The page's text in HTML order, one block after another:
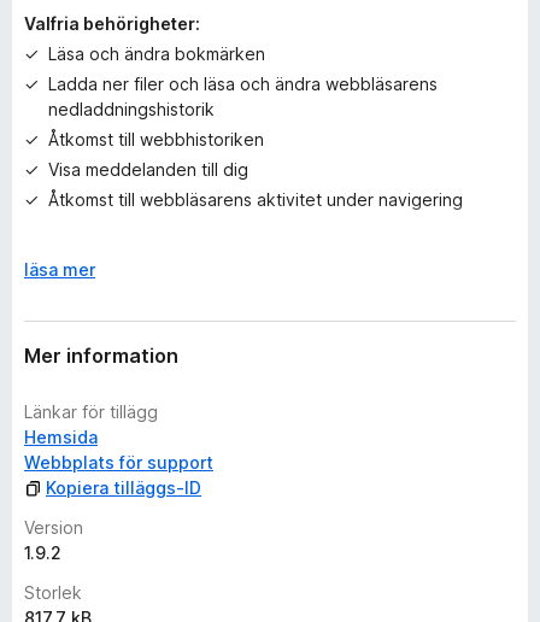
Valfria behörigheter:
Läsa och ändra bokmärken
Ladda ner filer och läsa och ändra webbläsarens
nedladdningshistorik
Åtkomst till webbhistoriken
Visa meddelanden till dig
Åtkomst till webbläsarens aktivitet under navigering
F
l
l
u
f
ö
r
a
t
t
läsa mer
Mer information
Länkar för tillägg
Hemsida
Webbplats för support
Kopiera tilläggs-ID
Version
1.9.2
Storlek
817,7 kB